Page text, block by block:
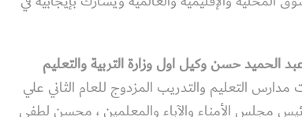
الحميد حسن وكيل اول وزارة التربية والتعليم
التعليم والتدريب المزدوج للعام الثاني علي
مجلس الأمناء والآباء والمعلمين ، محسن لطفي